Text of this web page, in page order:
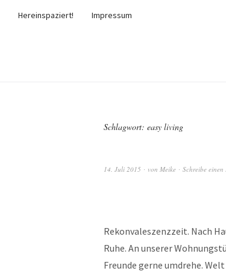
Hereinspaziert!
Impressum
Schlagwort: easy living
14. Juli 2015 von Meike Schreibe einen
Rekonvaleszenzzeit. Nach
Ruhe. An unserer
Freunde gerne umdrehe.